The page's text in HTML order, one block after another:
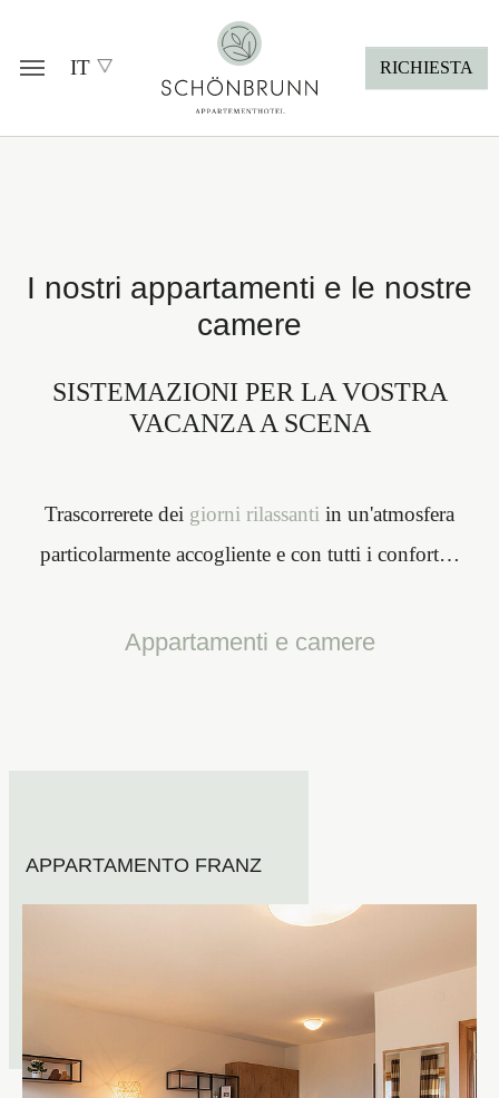
IT RICHIESTA
I nostri appartamenti e le nostre
camere
SISTEMAZIONI PER LA VOSTRA
VACANZA A SCENA
Trascorrerete dei giorni rilassanti in un'atmosfera
particolarmente accogliente e con tutti i confort…
Appartamenti e camere
APPARTAMENTO FRANZ